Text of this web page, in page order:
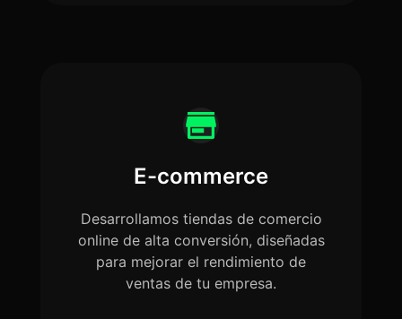
E-commerce
Desarrollamos tiendas de comercio
online de alta conversión, diseñadas
para mejorar el rendimiento de
ventas de tu empresa.